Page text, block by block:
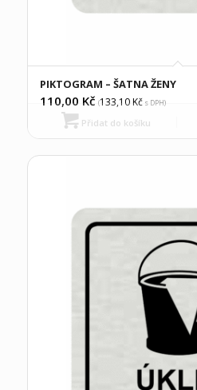
PIKTOGRAM – ŠATNA ŽENY
110,00 Kč (133,10Kčs DPH)
Přidat do košíku